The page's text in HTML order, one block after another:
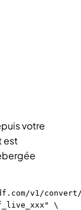
votre
est
v1/
\